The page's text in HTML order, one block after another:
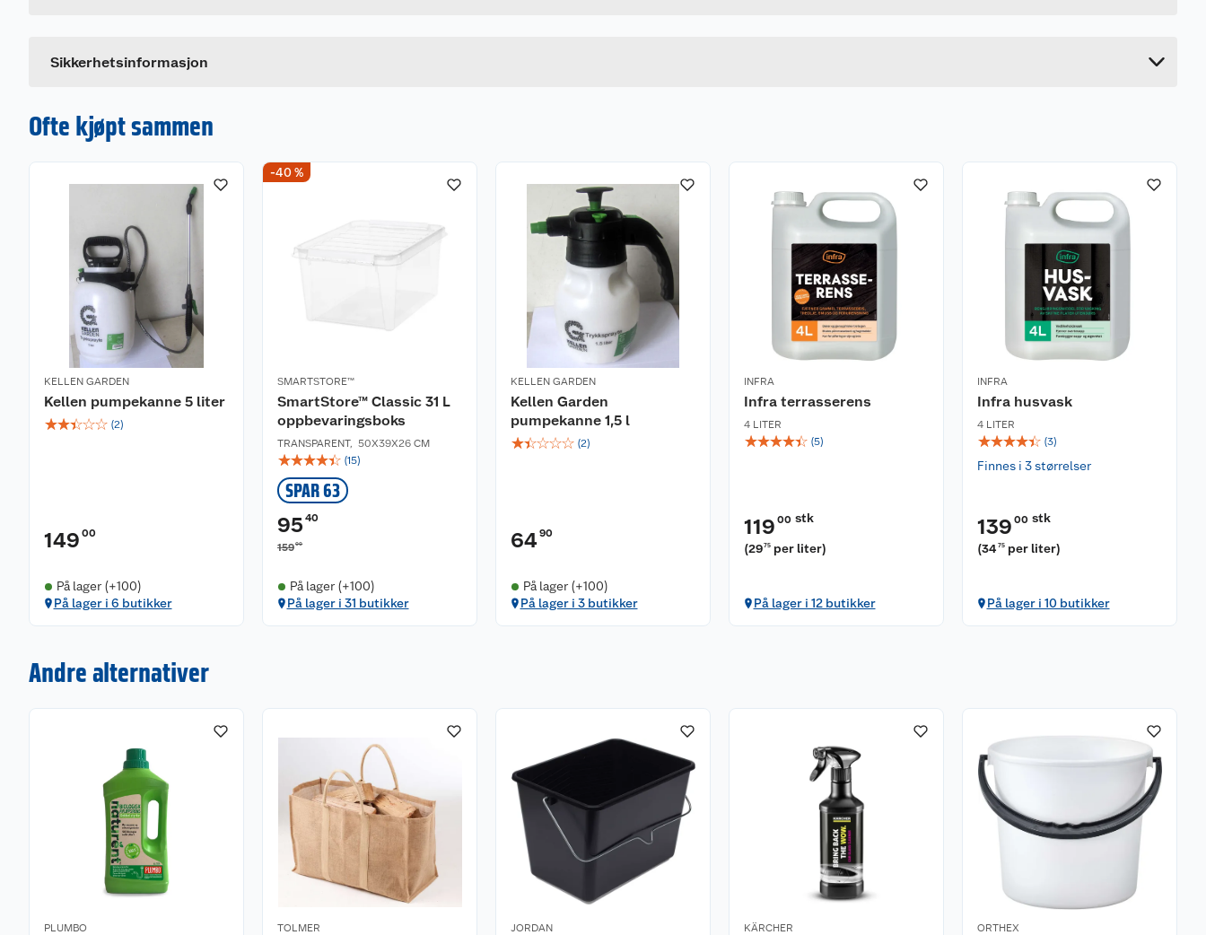
Sikkerhetsinformasjon
P338
Fjern eventuelle kontaktlinser dersom dette enkelt lar seg gjøre. Fortsett skyllingen.
Ofte kjøpt sammen
KELLEN GARDEN
Kellen pumpekanne 5 liter
☆☆☆☆☆ (2)
149 00
På lager (+100)
På lager i 6 butikker
-40 %
SMARTSTORE™
SmartStore™ Classic 31 L
oppbevaringsboks
TRANSPARENT, 50X39X26 CM
☆☆☆☆☆ (15)
SPAR 63
95 40
15900
På lager (+100)
På lager i 31 butikker
KELLEN GARDEN
Kellen Garden
pumpekanne 1,5 l
☆☆☆☆☆ (2)
6490
På lager (+100)
På lager i 3 butikker
INFRA
Infra terrasserens
4 LITER
☆☆☆☆☆ (5)
119 00 stk
(2975 per liter)
På lager i 12 butikker
INFRA
Infra husvask
4 LITER
☆☆☆☆☆ (3)
Finnes i 3 størrelser
139 00 stk
(34 75 per liter)
På lager i 10 butikker
Andre alternativer
PLUMBO TOLMER JORDAN KÄRCHER ORTHEX